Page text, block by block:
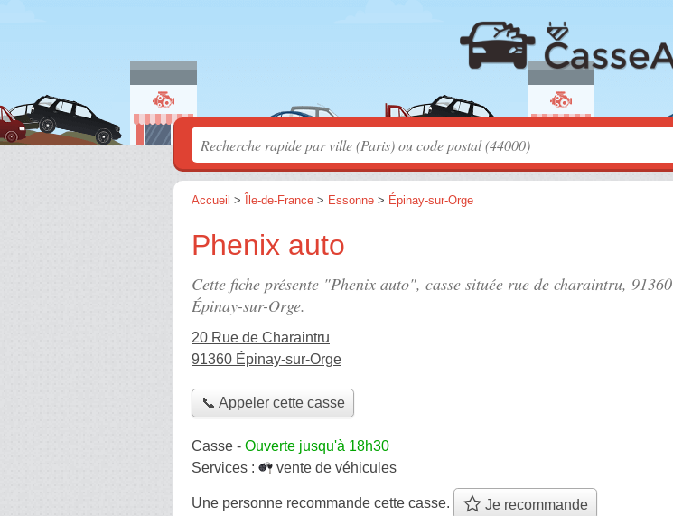
Accueil > Île-de-France > Essonne > Épinay-sur-Orge
Phenix auto
Cette fiche présente "Phenix auto", casse située rue de charaintru, 91360
Épinay-sur-Orge.
20 Rue de Charaintru
91360 Épinay-sur-Orge
📞 Appeler cette casse
Casse - Ouverte jusqu'à 18h30
Services :
vente de véhicules
Une personne recommande cette casse. Je recommande